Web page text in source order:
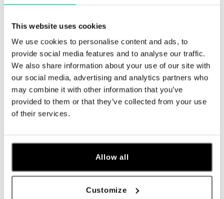
This website uses cookies
We use cookies to personalise content and ads, to
provide social media features and to analyse our traffic.
We also share information about your use of our site with
our social media, advertising and analytics partners who
may combine it with other information that you’ve
provided to them or that they’ve collected from your use
of their services.
Allow all
Customize
Náhrdelník s diamantom Phoebe
Náhrdelník s diamantom Eye
Sparkle
od 1 589 €